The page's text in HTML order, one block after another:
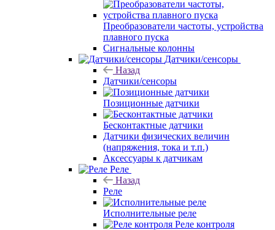
Преобразователи частоты, устройства
плавного пуска
Сигнальные колонны
Датчики/сенсоры
Назад
Датчики/сенсоры
Позиционные датчики
Бесконтактные датчики
Датчики физических величин
(напряжения, тока и т.п.)
Аксессуары к датчикам
Реле
Назад
Реле
Исполнительные реле
Реле контроля